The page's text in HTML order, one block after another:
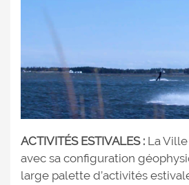
ACTIVITÉS ESTIVALES : La
avec sa configuration
large palette d’activités